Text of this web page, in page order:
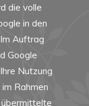
die volle
in den
Auftrag
Google
Nutzung
Rahmen